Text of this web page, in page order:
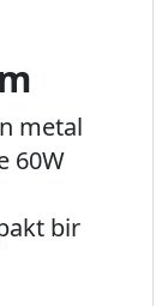
metal
60W
bir